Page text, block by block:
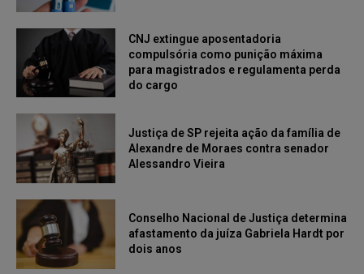
CNJ extingue aposentadoria
compulsória como punição máxima
para magistrados e regulamenta perda
do cargo
Justiça de SP rejeita ação da família de
Alexandre de Moraes contra senador
Alessandro Vieira
Conselho Nacional de Justiça determina
afastamento da juíza Gabriela Hardt por
dois anos